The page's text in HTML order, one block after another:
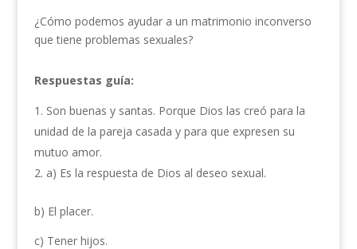
¿Cómo podemos ayudar a un matrimonio inconverso
que tiene problemas sexuales?
Respuestas guía:
Son buenas y santas. Porque Dios las creó para la
unidad de la pareja casada y para que expresen su
mutuo amor.
a) Es la respuesta de Dios al deseo sexual.
b) El placer.
c) Tener hijos.